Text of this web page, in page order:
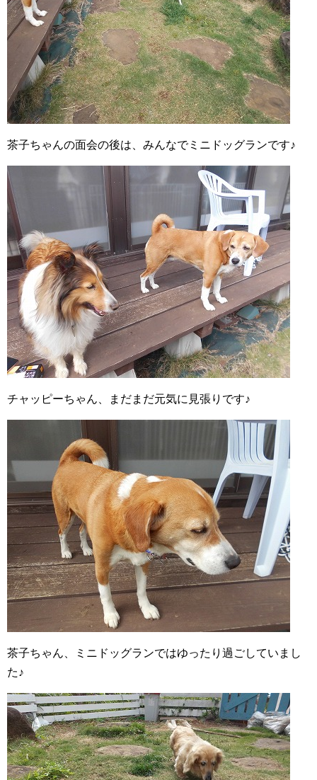
茶子ちゃんの面会の後は、みんなでミニドッグランです♪
チャッピーちゃん、まだまだ元気に見張りです♪
茶子ちゃん、ミニドッグランではゆったり過ごしていまし
た♪